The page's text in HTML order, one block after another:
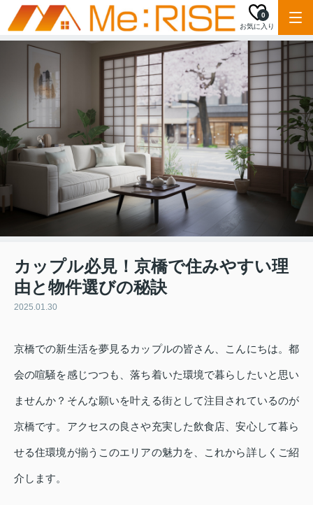
お気に入り
0
カップル必見！京橋で住みやすい理
由と物件選びの秘訣
2025.01.30
京橋での新生活を夢見るカップルの皆さん、こんにちは。都
会の喧騒を感じつつも、落ち着いた環境で暮らしたいと思い
ませんか？そんな願いを叶える街として注目されているのが
京橋です。アクセスの良さや充実した飲食店、安心して暮ら
せる住環境が揃うこのエリアの魅力を、これから詳しくご紹
介します。